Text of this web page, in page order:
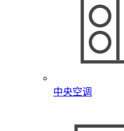
中央空调